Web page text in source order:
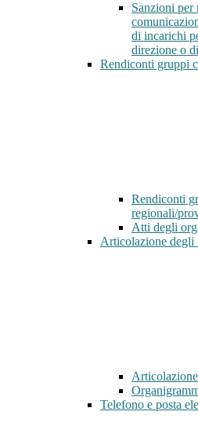
Sanzioni per
di incarichi
direzione o
Rendiconti gruppi
Rendiconti
regionali/
Atti degli
Articolazione degli
Telefono e posta